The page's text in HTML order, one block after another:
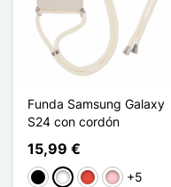
Funda Samsung Galaxy
S24 con cordón
15,99 €
NegroBlancoRojoRosa+5